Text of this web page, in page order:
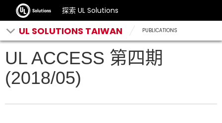
探索 UL Solutions
UL SOLUTIONS TAIWAN PUBLICATIONS
UL ACCESS 第四期
(2018/05)